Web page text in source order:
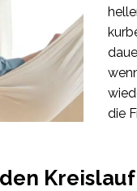
die